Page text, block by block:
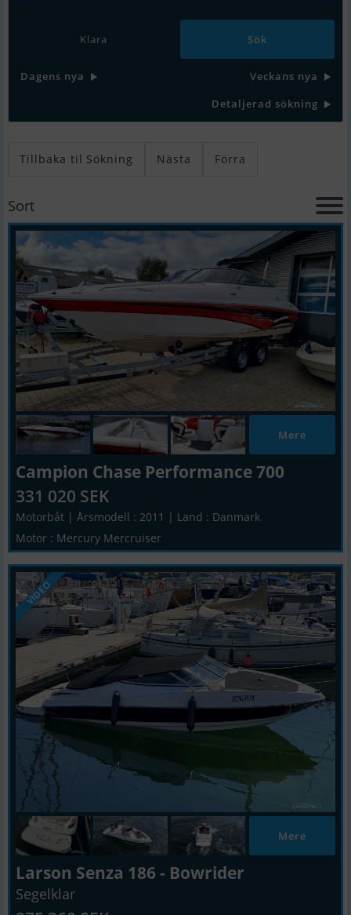
Klara
Dagens nya
Veckans nya
Detaljerad sökning
Tillbaka til Sökning Nästa Förra
Sort
Mere
Campion Chase Performance 700
331 020 SEK
Motorbåt | Årsmodell : 2011 | Land : Danmark
Motor : Mercury Mercruiser
VIDEO
Mere
Larson Senza 186 - Bowrider
Segelklar